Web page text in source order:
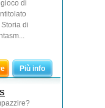
di
di
Più info